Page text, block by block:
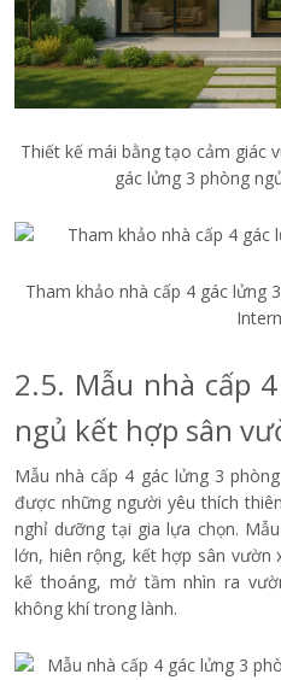
Thiết kế mái bằng tạo cảm giác
gác lửng 3 phòng
Tham khảo nhà cấp 4 gác lửng
2.5. Mẫu nhà cấp
ngủ kết hợp sân
Mẫu nhà cấp 4 gác lửng 3
được những người yêu thích
nghỉ dưỡng tại gia lựa chọn.
lớn, hiên rộng, kết hợp sân
kế thoáng, mở tầm nhìn ra
không khí trong lành.